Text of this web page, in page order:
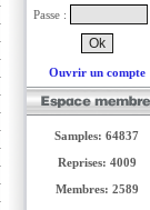
Passe :
Ouvrir un compte
Samples: 64837
Reprises: 4009
Membres: 2589